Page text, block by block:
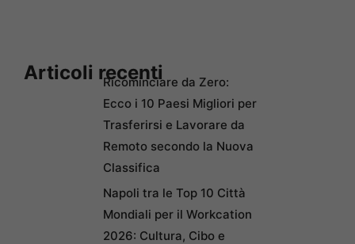
Articoli recentiRicominciare da Zero:
Ecco i 10 Paesi Migliori per
Trasferirsi e Lavorare da
Remoto secondo la Nuova
Classifica
Napoli tra le Top 10 Città
Mondiali per il Workcation
2026: Cultura, Cibo e